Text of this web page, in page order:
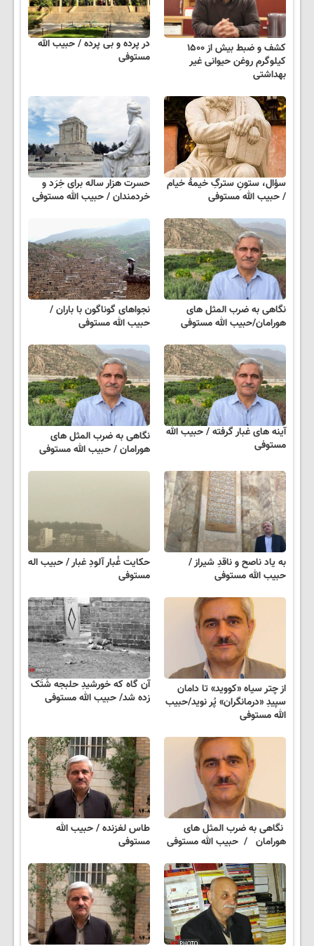
کشف و ضبط بیش از ۱۵۰۰
کیلوگرم روغن حیوانی غیر
بهداشتی
در پرده و بی پرده / حبیب الله
مستوفی
سؤال، ستونِ سترگِ خیمۀ خیام
/ حبیب الله مستوفی
حسرت هزار ساله برای خِرَد و
خردمندان / حبیب الله مستوفی
نگاهی به ضرب المثل های
هورامان/حبیب الله مستوفی
نجواهای‌ گوناگون‌ با باران /
حبیب الله مستوفی
آینه های غبار گرفته / حبیب الله
مستوفی
نگاهی به ضرب المثل های
هورامان / حبیب الله مستوفی
به یاد ناصح و ناقدِ شیراز /
حبیب الله مستوفی
حکایت غُبار آلودِ غبار / حبیب اله
مستوفی
از چتر سیاه «کووید» تا دامان
سپیدِ «درمانگران» پُر نوید/حبیب
الله مستوفی
آن گاه که خورشیدِ حلبجه شَتَک
زده شد/ حبیب الله مستوفی
نگاهی به ضرب المثل های
هورامان / حبیب الله مستوفی
طاس لغزنده / حبیب الله
مستوفی